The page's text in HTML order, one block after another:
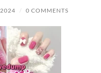
/ 0 COMMENTS